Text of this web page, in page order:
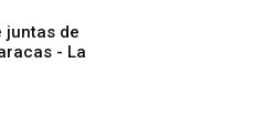
juntas de
- La